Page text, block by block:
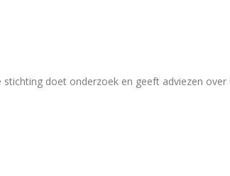
doet onderzoek en geeft adviezen